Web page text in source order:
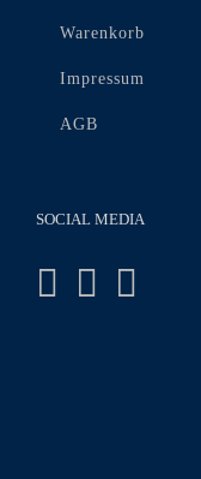
Warenkorb
Impressum
AGB
SOCIAL MEDIA